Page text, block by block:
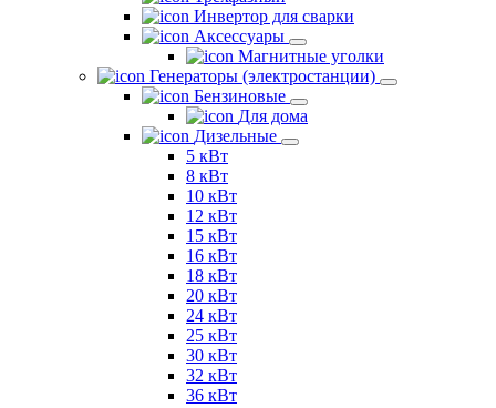
Инвертор для сварки
Аксессуары
Магнитные уголки
Генераторы (электростанции)
Бензиновые
Для дома
Дизельные
5 кВт
8 кВт
10 кВт
12 кВт
15 кВт
16 кВт
18 кВт
20 кВт
24 кВт
25 кВт
30 кВт
32 кВт
36 кВт